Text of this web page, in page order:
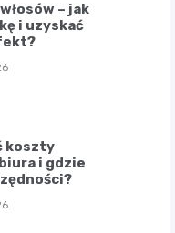
– jak
i uzyskać
koszty
i gdzie